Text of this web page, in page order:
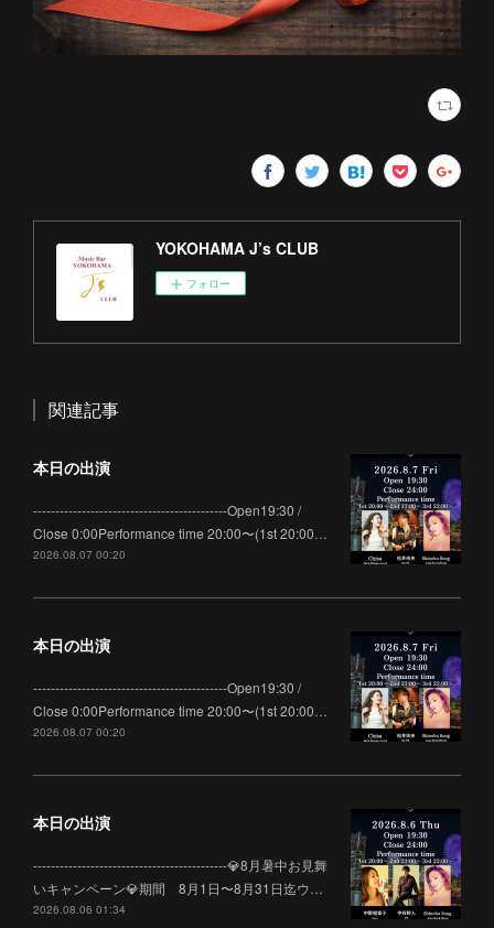
YOKOHAMA J’s CLUB
フォロー
関連記事
本日の出演
--------------------------------------------Open19:30 /
Close 0:00Performance time 20:00〜(1st 20:00…
2026.08.07 00:20
本日の出演
--------------------------------------------Open19:30 /
Close 0:00Performance time 20:00〜(1st 20:00…
2026.08.07 00:20
本日の出演
--------------------------------------------💎8月暑中お見舞
いキャンペーン💎期間 8月1日〜8月31日迄ウ…
2026.08.06 01:34